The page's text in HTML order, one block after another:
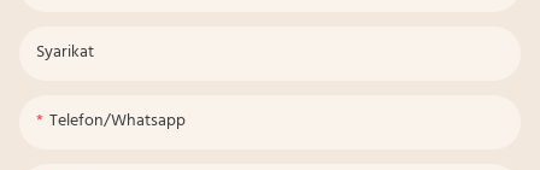
Syarikat
Telefon/whatsapp